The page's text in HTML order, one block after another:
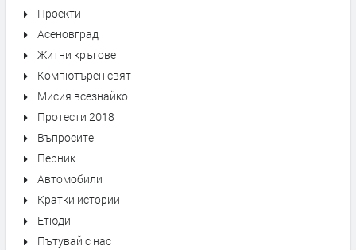
Проекти
Асеновград
Житни кръгове
Компютърен свят
Мисия всезнайко
Протести 2018
Въпросите
Перник
Автомобили
Кратки истории
Етюди
Пътувай с нас